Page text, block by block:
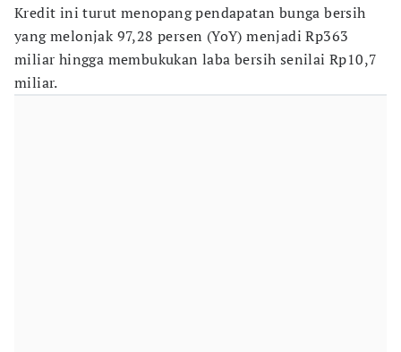
Kredit ini turut menopang pendapatan bunga bersih
yang melonjak 97,28 persen (YoY) menjadi Rp363
miliar hingga membukukan laba bersih senilai Rp10,7
miliar.